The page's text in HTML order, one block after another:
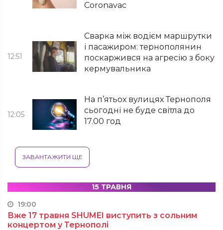
Сoronavac
12:51
Сварка між водієм маршрутки
і пасажиром: тернополянин
поскаржився на агресію з боку
кермувальника
12:05
На п’ятьох вулицях Тернополя
сьогодні не буде світла до
17.00 год
ЗАВАНТАЖИТИ ЩЕ
15 ТРАВНЯ
19:00
Вже 17 травня SHUMEI виступить з сольним
концертом у Тернополі